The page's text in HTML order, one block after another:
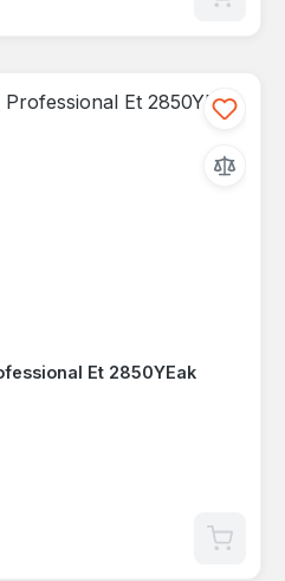
Et 2850YEak